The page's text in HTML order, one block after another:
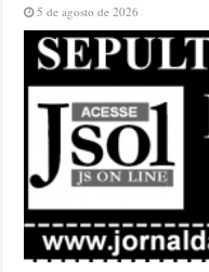
5 de agosto de 2026